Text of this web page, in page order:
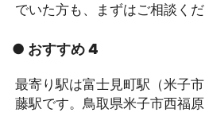
でいた方も、まずはご相談くだ
● おすすめ 4
最寄り駅は富士見町駅（米子
藤駅です。鳥取県米子市西福原